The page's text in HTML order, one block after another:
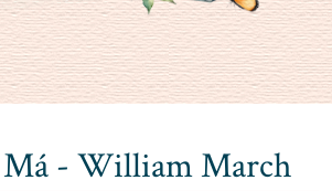
- William March